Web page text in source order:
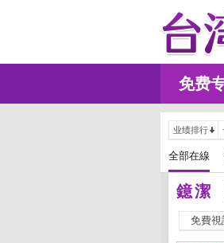
免费
业绩排行
全部在線
鐿潔
免費視